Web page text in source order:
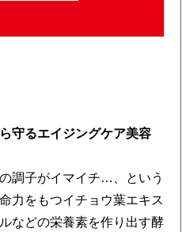
守るエイジングケア美容
調子がイマイチ…、という
力をもつイチョウ葉エキス
などの栄養素を作り出す酵